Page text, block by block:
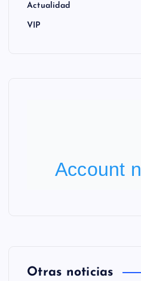
Actualidad
VIP
Otras noticias